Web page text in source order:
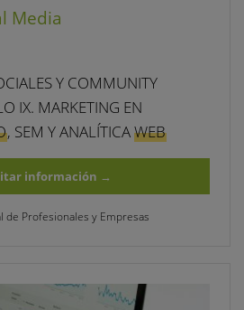
Media
Y COMMUNITY
IX. MARKETING EN
, SEM Y ANALÍTICAWEB
información →
de Profesionales y Empresas